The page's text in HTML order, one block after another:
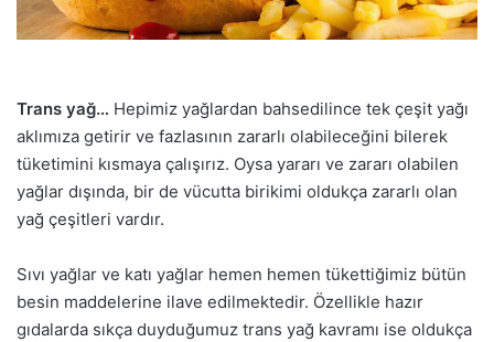
Trans yağ… Hepimiz yağlardan bahsedilince tek çeşit yağı
aklımıza getirir ve fazlasının zararlı olabileceğini bilerek
tüketimini kısmaya çalışırız. Oysa yararı ve zararı olabilen
yağlar dışında, bir de vücutta birikimi oldukça zararlı olan
yağ çeşitleri vardır.
Sıvı yağlar ve katı yağlar hemen hemen tükettiğimiz bütün
besin maddelerine ilave edilmektedir. Özellikle hazır
gıdalarda sıkça duyduğumuz trans yağ kavramı ise oldukça